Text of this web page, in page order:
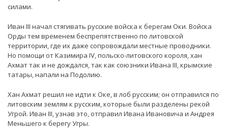
силами.
Иван III начал стягивать русские войска к берегам Оки. Войска
Орды тем временем беспрепятственно по литовской
территории, где их даже сопровождали местные проводники.
Но помощи от Казимира IV, польско-литовского короля, хан
Ахмат так и не дождался, так как союзники Ивана III, крымские
татары, напали на Подолию.
Хан Ахмат решил не идти к Оке, в лоб русским; он отправился по
литовским землям к русским, которые были разделены рекой
Угрой. Иван III, узнав это, отправил Ивана Ивановича и Андрея
Меньшего к берегу Угры.